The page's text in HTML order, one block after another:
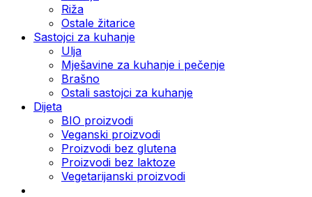
Riža
Ostale žitarice
Sastojci za kuhanje
Ulja
Mješavine za kuhanje i pečenje
Brašno
Ostali sastojci za kuhanje
Dijeta
BIO proizvodi
Veganski proizvodi
Proizvodi bez glutena
Proizvodi bez laktoze
Vegetarijanski proizvodi